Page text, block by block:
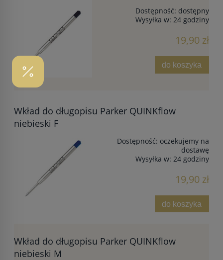
Dostępność: dostępny
Wysyłka w: 24 godziny
19,90 zł
do koszyka
Wkład do długopisu Parker QUINKflow
niebieski F
Dostępność: oczekujemy na
dostawę
Wysyłka w: 24 godziny
19,90 zł
do koszyka
Wkład do długopisu Parker QUINKflow
niebieski M